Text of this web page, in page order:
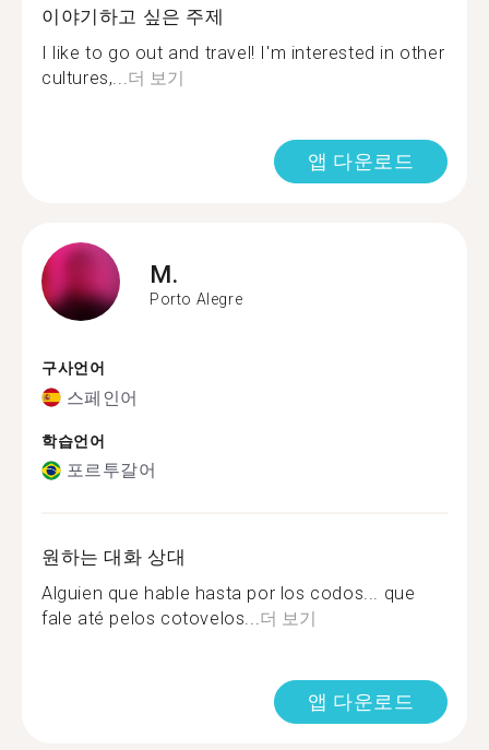
이야기하고 싶은 주제
I like to go out and travel! I'm interested in other
cultures,...더 보기
앱 다운로드
M.
Porto Alegre
구사언어
스페인어
학습언어
포르투갈어
원하는 대화 상대
Alguien que hable hasta por los codos... que
fale até pelos cotovelos...더 보기
앱 다운로드